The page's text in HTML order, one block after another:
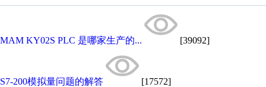
MAM KY02S PLC 是哪家生产的... [39092]
S7-200模拟量问题的解答 [17572]